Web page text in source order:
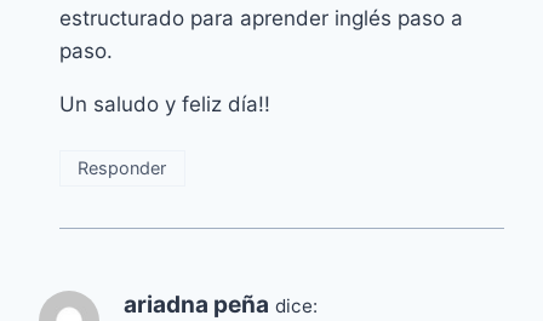
estructurado para aprender inglés paso a
paso.
Un saludo y feliz día!!
Responder
ariadna peña dice: